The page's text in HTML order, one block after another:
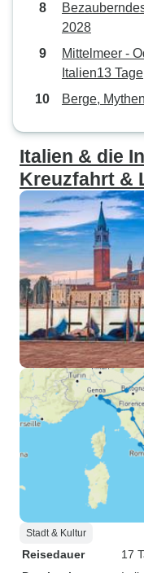
2028
Mittelmeer -
Italien13 Tage
Berge,
Italien & die
Kreuzfahrt &
Stadt & Kultur
Reisedauer
17